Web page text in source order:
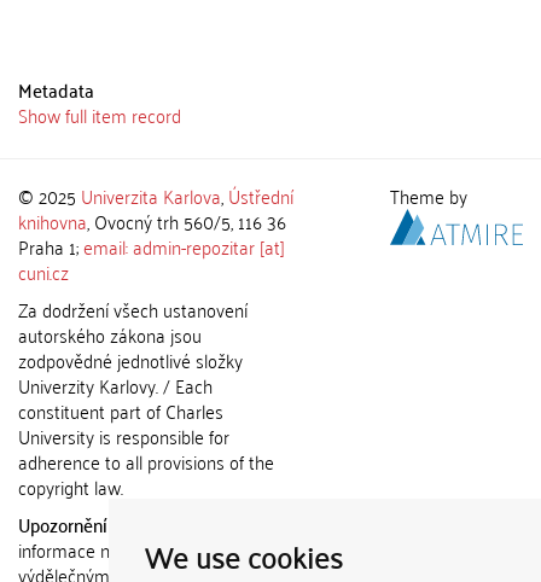
We use cookies
Metadata
Show full item record
© 2025 Univerzita Karlova,Ústřední
knihovna, Ovocný trh 560/5, 116 36
Praha 1;email: admin-repozitar [at]
cuni.cz
Za dodržení všech ustanovení
autorského zákona jsou
zodpovědné jednotlivé složky
Univerzity Karlovy. / Each
constituent part of Charles
University is responsible for
adherence to all provisions of the
copyright law.
Upozornění / Notice:
informace nemohou být použity k
výdělečným účelům nebo vydávány
Theme by